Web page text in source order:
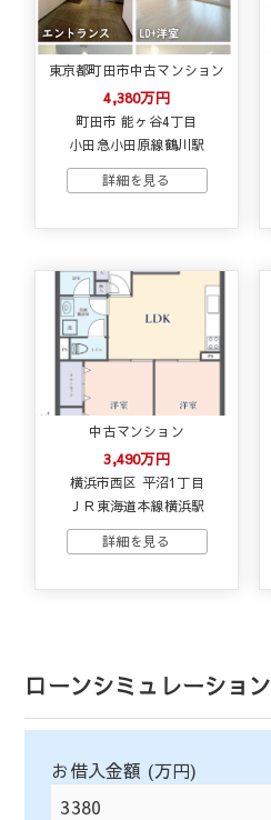
東京都町田市中古マンション
4,380万円
町田市 能ヶ谷4丁目
小田急小田原線鶴川駅
中古マンション
3,490万円
横浜市西区 平沼1丁目
ＪＲ東海道本線横浜駅
ローンシミュレーション
お借入金額 (万円)